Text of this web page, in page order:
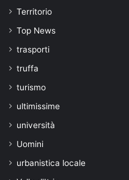
Territorio
Top News
trasporti
truffa
turismo
ultimissime
università
Uomini
urbanistica locale